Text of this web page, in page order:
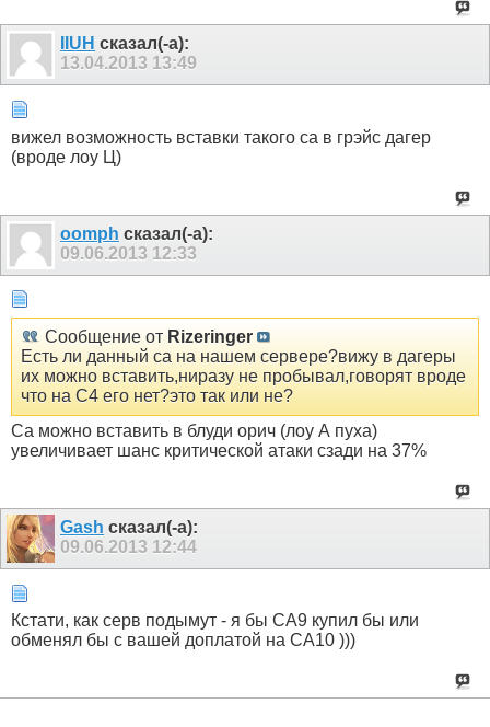
IIUH сказал(-а):
13.04.2013 13:49
вижел возможность вставки такого са в грэйс дагер
(вроде лоу Ц)
oomph сказал(-а):
09.06.2013 12:33
Сообщение от Rizeringer
Есть ли данный са на нашем сервере?вижу в дагеры
их можно вставить,ниразу не пробывал,говорят вроде
что на С4 его нет?это так или не?
Са можно вставить в блуди орич (лоу А пуха)
увеличивает шанс критической атаки сзади на 37%
Gash сказал(-а):
09.06.2013 12:44
Кстати, как серв подымут - я бы СА9 купил бы или
обменял бы с вашей доплатой на СА10 )))